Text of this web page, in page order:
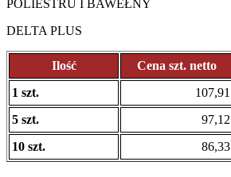
POLIESTRU I BAWEŁNY
DELTA PLUS
Ilość Cena szt. netto
1 szt.
107,91
5 szt.
97,12
10 szt.
86,33